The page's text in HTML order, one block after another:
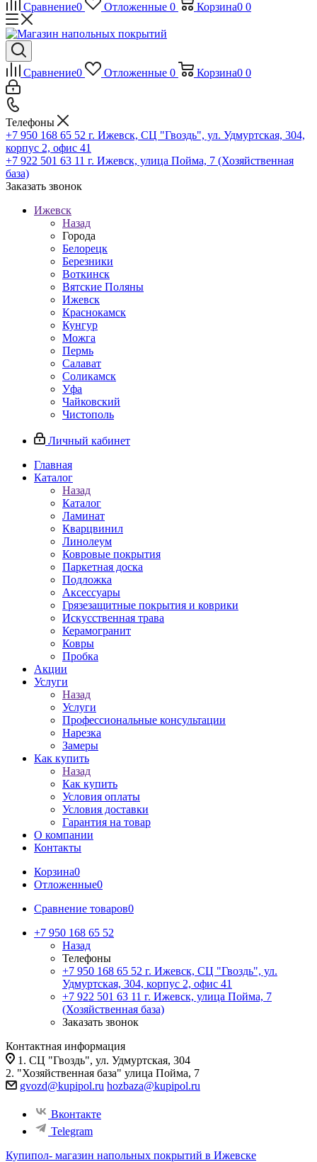
Сравнение0 Отложенные 0 Корзина0 0
Сравнение0 Отложенные 0 Корзина0 0
Телефоны
+7 950 168 65 52 г. Ижевск, СЦ "Гвоздь", ул. Удмуртская, 304,
корпус 2, офис 41
+7 922 501 63 11 г. Ижевск, улица Пойма, 7 (Хозяйственная
база)
Заказать звонок
Ижевск
Назад
Города
Белорецк
Березники
Воткинск
Вятские Поляны
Ижевск
Краснокамск
Кунгур
Можга
Пермь
Салават
Соликамск
Уфа
Чайковский
Чистополь
Личный кабинет
Главная
Каталог
Назад
Каталог
Ламинат
Кварцвинил
Линолеум
Ковровые покрытия
Паркетная доска
Подложка
Аксессуары
Грязезащитные покрытия и коврики
Искусственная трава
Керамогранит
Ковры
Пробка
Акции
Услуги
Назад
Услуги
Профессиональные консультации
Нарезка
Замеры
Как купить
Назад
Как купить
Условия оплаты
Условия доставки
Гарантия на товар
О компании
Контакты
Корзина0
Отложенные0
Сравнение товаров0
+7 950 168 65 52
Назад
Телефоны
+7 950 168 65 52 г. Ижевск, СЦ "Гвоздь", ул.
Удмуртская, 304, корпус 2, офис 41
+7 922 501 63 11 г. Ижевск, улица Пойма, 7
(Хозяйственная база)
Заказать звонок
Контактная информация
1. СЦ "Гвоздь", ул. Удмуртская, 304
2. "Хозяйственная база" улица Пойма, 7
gvozd@kupipol.ru hozbaza@kupipol.ru
Вконтакте
Telegram
Купипол- магазин напольных покрытий в Ижевске